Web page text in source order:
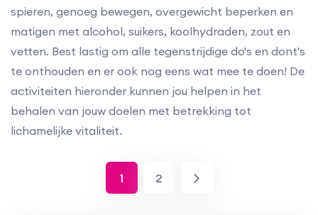
spieren, genoeg bewegen, overgewicht beperken en
matigen met alcohol, suikers, koolhydraden, zout en
vetten. Best lastig om alle tegenstrijdige do's en dont's
te onthouden en er ook nog eens wat mee te doen! De
activiteiten hieronder kunnen jou helpen in het
behalen van jouw doelen met betrekking tot
lichamelijke vitaliteit.
1 2